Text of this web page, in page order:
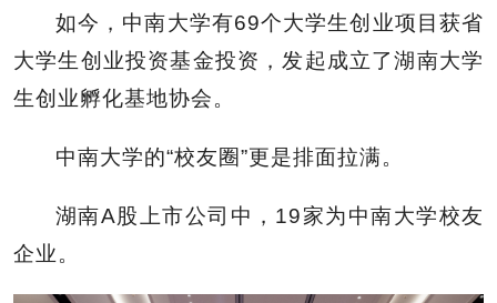
如今，中南大学有69个大学生创业项目获省
大学生创业投资基金投资，发起成立了湖南大学
生创业孵化基地协会。
中南大学的“校友圈”更是排面拉满。
湖南A股上市公司中，19家为中南大学校友
企业。